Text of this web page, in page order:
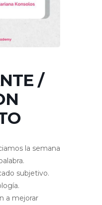
/
la semana
subjetivo.
a mejorar